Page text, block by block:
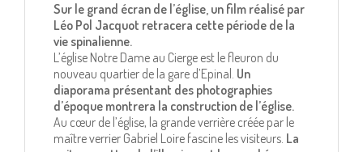
Sur le grand écran de l’église, un film réalisé par
Léo Pol Jacquot retracera cette période de la
vie spinalienne.
L’église Notre Dame au Cierge est le fleuron du
nouveau quartier de la gare d’Epinal. Un
diaporama présentant des photographies
d’époque montrera la construction de l’église.
Au cœur de l’église, la grande verrière créée par le
maître verrier Gabriel Loire fascine les visiteurs. La